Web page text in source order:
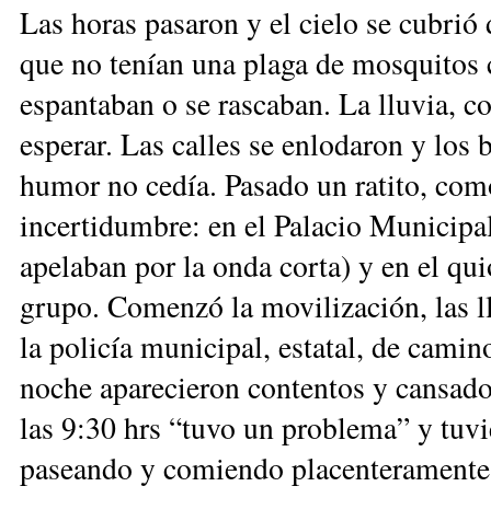
Las horas pasaron y el cielo se
que no tenían una plaga de
espantaban o se rascaban. La lluvia,
esperar. Las calles se enlodaron y
humor no cedía. Pasado un ratito,
incertidumbre: en el Palacio
apelaban por la onda corta) y en el
grupo. Comenzó la movilización, las
la policía municipal, estatal, de
noche aparecieron contentos y
las 9:30 hrs “tuvo un problema” y
paseando y comiendo